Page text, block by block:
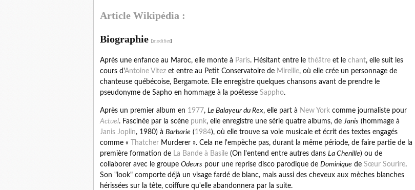
Article Wikipédia :
Biographie [modifier]
Après une enfance au Maroc, elle monte à Paris. Hésitant entre le théâtre et le chant, elle suit les
cours d'Antoine Vitez et entre au Petit Conservatoire de Mireille, où elle crée un personnage de
chanteuse québécoise, Bergamote. Elle enregistre quelques chansons avant de prendre le
pseudonyme de Sapho en hommage à la poétesse Sappho.
Après un premier album en 1977, Le Balayeur du Rex, elle part à New York comme journaliste pour
Actuel. Fascinée par la scène punk, elle enregistre une série quatre albums, de Janis (hommage à
Janis Joplin, 1980) à Barbarie (1984), où elle trouve sa voie musicale et écrit des textes engagés
comme «
Thatcher Murderer ». Cela ne l'empèche pas, durant la même période, de faire partie de la
première formation de La Bande à Basile (On l'entend entre autres dans La Chenille) ou de
collaborer avec le groupe Odeurs pour une reprise disco parodique de Dominique de Sœur Sourire.
Son "look" comporte déjà un visage fardé de blanc, mais aussi des cheveux aux mèches blanches
hérissées sur la tête, coiffure qu'elle abandonnera par la suite.